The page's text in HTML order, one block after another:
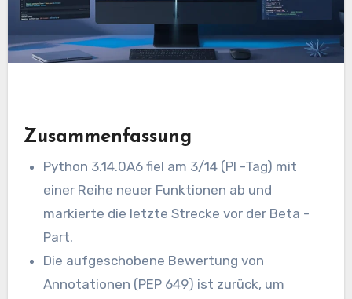
Zusammenfassung
Python 3.14.0A6 fiel am 3/14 (PI -Tag) mit
einer Reihe neuer Funktionen ab und
markierte die letzte Strecke vor der Beta -
Part.
Die aufgeschobene Bewertung von
Annotationen (PEP 649) ist zurück, um